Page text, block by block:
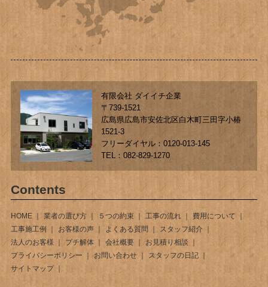
有限会社 ダイイチ企業
〒739-1521
広島県広島市安佐北区白木町三田字小椿
1521-3
フリーダイヤル：0120-013-145
TEL：082-829-1270
Contents
HOME 業者の選び方 ５つの約束 工事の流れ
費用について
工事施工例
お客様の声 よくある質問
スタッフ紹介
法人のお客様
プチ解体 会社概要
お見積り相談
プライバシーポリシー
お問い合わせ
スタッフの日記
サイトマップ